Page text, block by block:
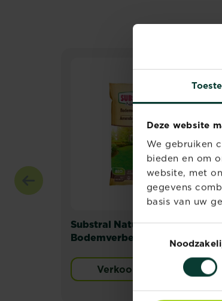
Deze website
We gebruiken
bieden en om
website, met
gegevens
basis van uw
Substral Naturen
Bodemverbeteraar Gazon
Verkooppunten